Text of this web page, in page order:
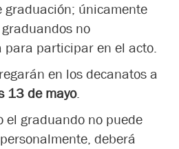
graduación; únicamente
no
participar en el acto.
en los decanatos a
13 de mayo.
el graduando no puede
deberá